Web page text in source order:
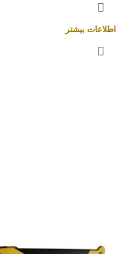
اطلاعات بیشتر